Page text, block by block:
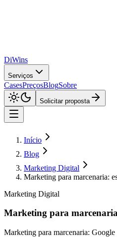
DiWins
Serviços
CasesPreçosBlogSobre
Solicitar proposta
Início
Blog
Marketing Digital
Marketing para marcenaria:
Marketing Digital
Marketing para
Marketing para marcenaria: